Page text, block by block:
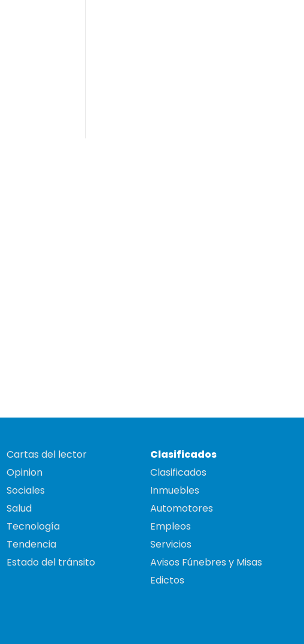
Cartas del lector
Opinion
Sociales
Salud
Tecnología
Tendencia
Estado del tránsito
Clasificados
Clasificados
Inmuebles
Automotores
Empleos
Servicios
Avisos Fúnebres y Misas
Edictos